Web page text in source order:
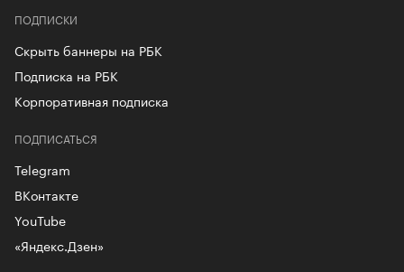
ПОДПИСКИ
Скрыть баннеры на РБК
Подписка на РБК
Корпоративная подписка
ПОДПИСАТЬСЯ
Telegram
ВКонтакте
YouTube
«Яндекс.Дзен»